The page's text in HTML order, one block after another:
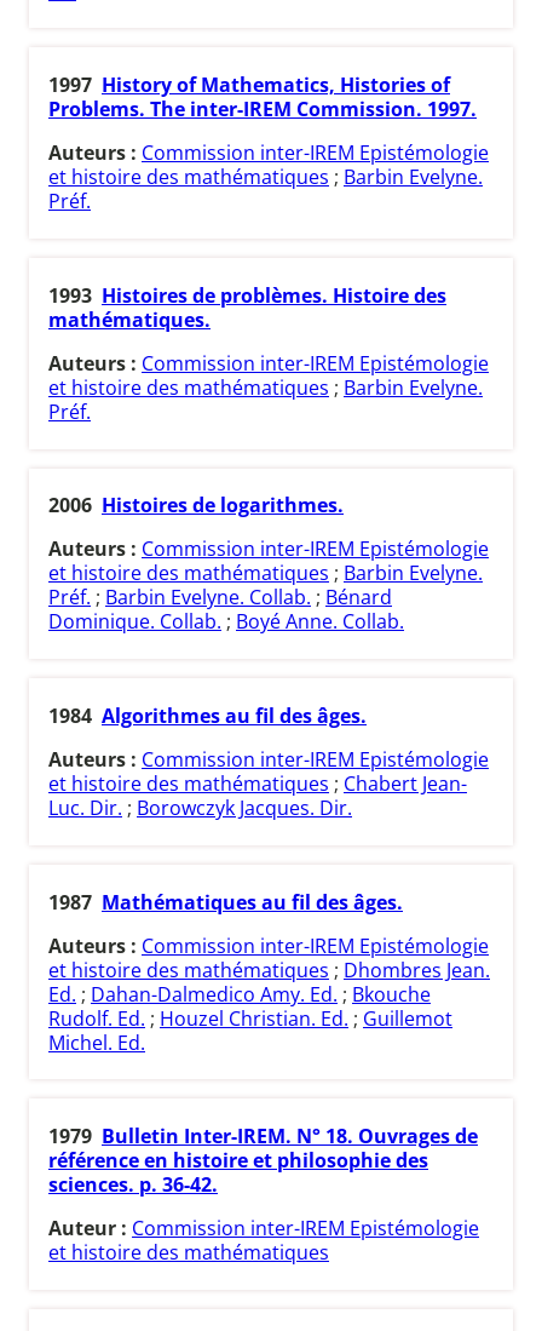
1997 History of Mathematics, Histories of
Problems. The inter-IREM Commission. 1997.
Auteurs : Commission inter-IREM Epistémologie
et histoire des mathématiques ; Barbin Evelyne.
Préf.
1993 Histoires de problèmes. Histoire des
mathématiques.
Auteurs : Commission inter-IREM Epistémologie
et histoire des mathématiques ; Barbin Evelyne.
Préf.
2006 Histoires de logarithmes.
Auteurs : Commission inter-IREM Epistémologie
et histoire des mathématiques ; Barbin Evelyne.
Préf. ; Barbin Evelyne. Collab. ; Bénard
Dominique. Collab. ; Boyé Anne. Collab.
1984 Algorithmes au fil des âges.
Auteurs : Commission inter-IREM Epistémologie
et histoire des mathématiques ; Chabert Jean-
Luc. Dir. ; Borowczyk Jacques. Dir.
1987 Mathématiques au fil des âges.
Auteurs : Commission inter-IREM Epistémologie
et histoire des mathématiques ; Dhombres Jean.
Ed. ; Dahan-Dalmedico Amy. Ed. ; Bkouche
Rudolf. Ed. ; Houzel Christian. Ed. ; Guillemot
Michel. Ed.
1979 Bulletin Inter-IREM. N° 18. Ouvrages de
référence en histoire et philosophie des
sciences. p. 36-42.
Auteur : Commission inter-IREM Epistémologie
et histoire des mathématiques